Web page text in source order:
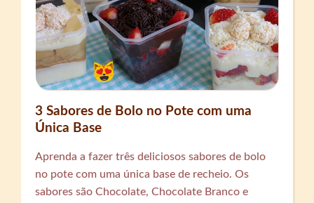
3 Sabores de Bolo no Pote com uma
Única Base
Aprenda a fazer três deliciosos sabores de bolo
no pote com uma única base de recheio. Os
sabores são Chocolate, Chocolate Branco e